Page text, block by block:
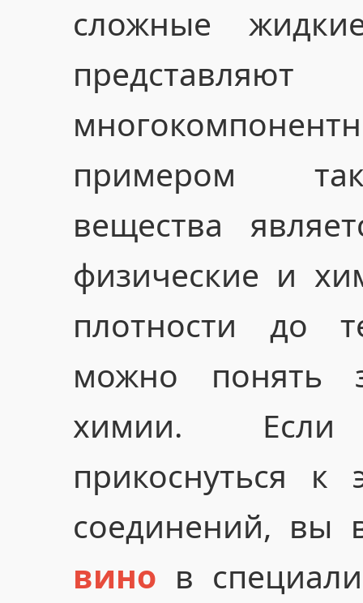
сложные
примером
вещества
физические и
плотности до
можно понять
химии.
прикоснуться
соединений, вы
вино в